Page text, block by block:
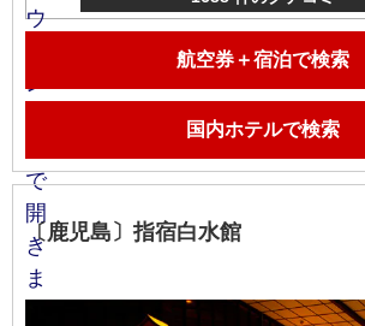
航空券＋宿泊で検索
国内ホテルで検索
〔鹿児島〕指宿白水館